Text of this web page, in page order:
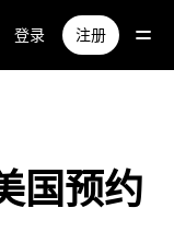
登录 注册
国预约